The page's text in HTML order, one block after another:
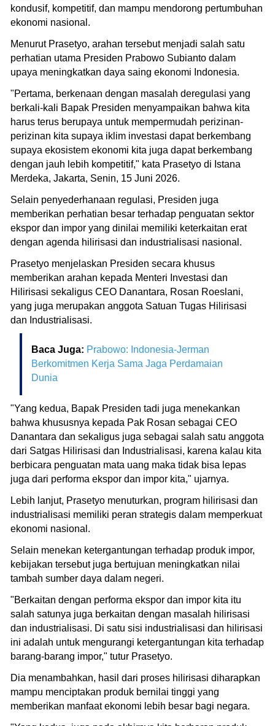
kondusif, kompetitif, dan mampu mendorong pertumbuhan
ekonomi nasional.
Menurut Prasetyo, arahan tersebut menjadi salah satu
perhatian utama Presiden Prabowo Subianto dalam
upaya meningkatkan daya saing ekonomi Indonesia.
"Pertama, berkenaan dengan masalah deregulasi yang
berkali-kali Bapak Presiden menyampaikan bahwa kita
harus terus berupaya untuk mempermudah perizinan-
perizinan kita supaya iklim investasi dapat berkembang
supaya ekosistem ekonomi kita juga dapat berkembang
dengan jauh lebih kompetitif," kata Prasetyo di Istana
Merdeka, Jakarta, Senin, 15 Juni 2026.
Selain penyederhanaan regulasi, Presiden juga
memberikan perhatian besar terhadap penguatan sektor
ekspor dan impor yang dinilai memiliki keterkaitan erat
dengan agenda hilirisasi dan industrialisasi nasional.
Prasetyo menjelaskan Presiden secara khusus
memberikan arahan kepada Menteri Investasi dan
Hilirisasi sekaligus CEO Danantara, Rosan Roeslani,
yang juga merupakan anggota Satuan Tugas Hilirisasi
dan Industrialisasi.
Baca Juga: Prabowo: Indonesia-Jerman
Berkomitmen Kerja Sama Jaga Perdamaian
Dunia
"Yang kedua, Bapak Presiden tadi juga menekankan
bahwa khususnya kepada Pak Rosan sebagai CEO
Danantara dan sekaligus juga sebagai salah satu anggota
dari Satgas Hilirisasi dan Industrialisasi, karena kalau kita
berbicara penguatan mata uang maka tidak bisa lepas
juga dari performa ekspor dan impor kita," ujarnya.
Lebih lanjut, Prasetyo menuturkan, program hilirisasi dan
industrialisasi memiliki peran strategis dalam memperkuat
ekonomi nasional.
Selain menekan ketergantungan terhadap produk impor,
kebijakan tersebut juga bertujuan meningkatkan nilai
tambah sumber daya dalam negeri.
"Berkaitan dengan performa ekspor dan impor kita itu
salah satunya juga berkaitan dengan masalah hilirisasi
dan industrialisasi. Di satu sisi industrialisasi dan hilirisasi
ini adalah untuk mengurangi ketergantungan kita terhadap
barang-barang impor," tutur Prasetyo.
Dia menambahkan, hasil dari proses hilirisasi diharapkan
mampu menciptakan produk bernilai tinggi yang
memberikan manfaat ekonomi lebih besar bagi negara.